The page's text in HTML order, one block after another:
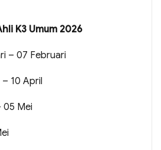
K3 Umum 2026
– 07 Februari
10 April
05 Mei